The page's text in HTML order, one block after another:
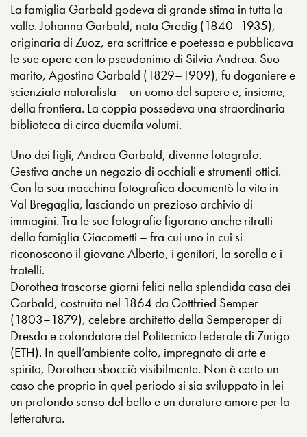
La famiglia Garbald godeva di grande stima in tutta la
valle. Johanna Garbald, nata Gredig (1840–1935),
originaria di Zuoz, era scrittrice e poetessa e pubblicava
le sue opere con lo pseudonimo di Silvia Andrea. Suo
marito, Agostino Garbald (1829–1909), fu doganiere e
scienziato naturalista – un uomo del sapere e, insieme,
della frontiera. La coppia possedeva una straordinaria
biblioteca di circa duemila volumi.
Uno dei figli, Andrea Garbald, divenne fotografo.
Gestiva anche un negozio di occhiali e strumenti ottici.
Con la sua macchina fotografica documentò la vita in
Val Bregaglia, lasciando un prezioso archivio di
immagini. Tra le sue fotografie figurano anche ritratti
della famiglia Giacometti – fra cui uno in cui si
riconoscono il giovane Alberto, i genitori, la sorella e i
fratelli.
Dorothea trascorse giorni felici nella splendida casa dei
Garbald, costruita nel 1864 da Gottfried Semper
(1803–1879), celebre architetto della Semperoper di
Dresda e cofondatore del Politecnico federale di Zurigo
(ETH). In quell’ambiente colto, impregnato di arte e
spirito, Dorothea sbocciò visibilmente. Non è certo un
caso che proprio in quel periodo si sia sviluppato in lei
un profondo senso del bello e un duraturo amore per la
letteratura.